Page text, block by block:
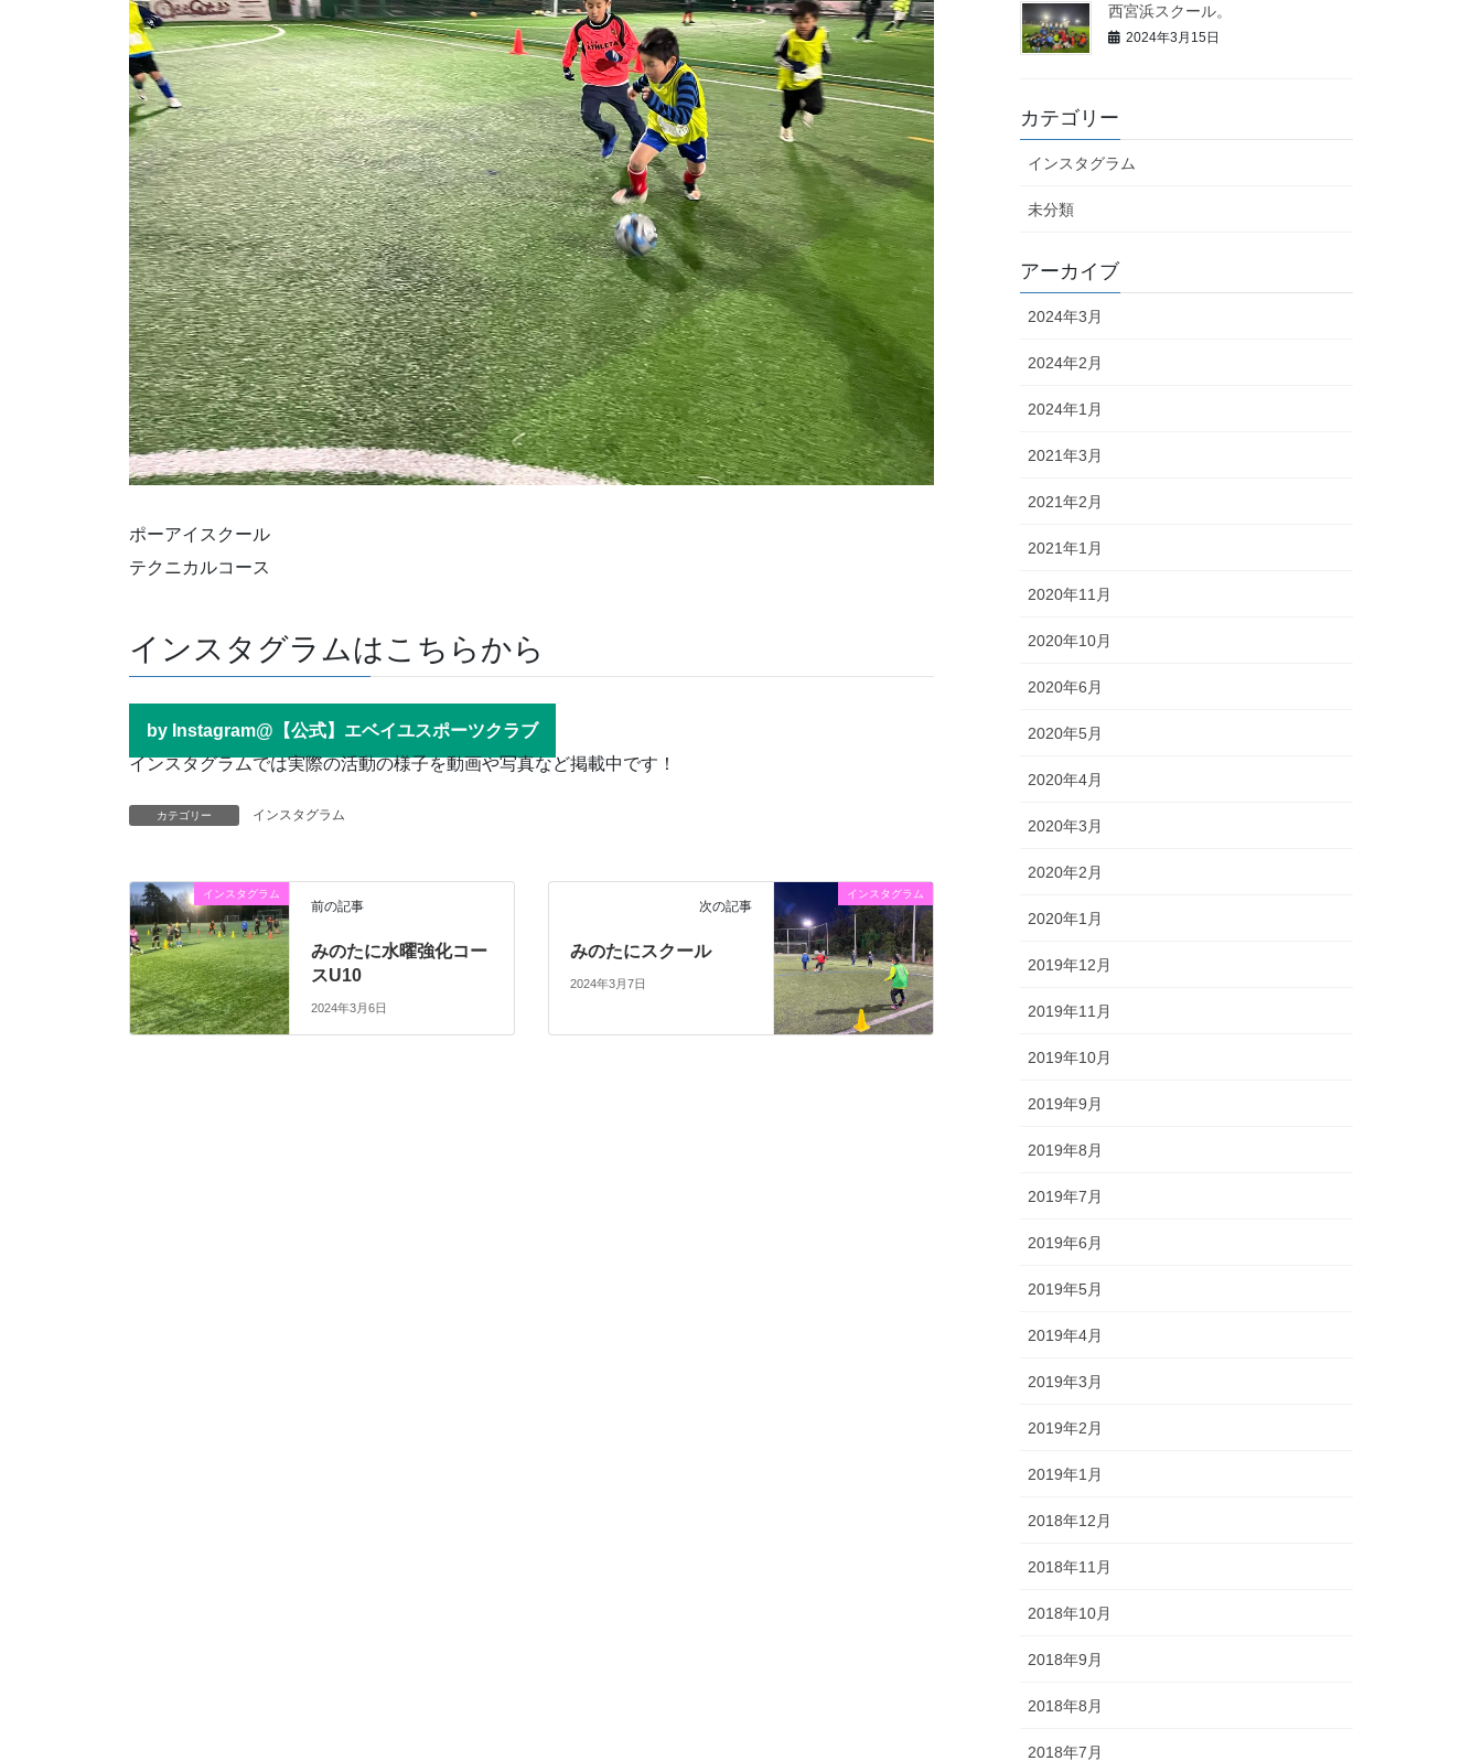
ポーアイスクール
テクニカルコース
インスタグラムはこちらから
by Instagram@【公式】エベイユスポーツクラブ
インスタグラムでは実際の活動の様子を動画や写真など掲載中です！
カテゴリー インスタグラム
インスタグラム
前の記事
みのたに水曜強化コー
スU10
2024年3月6日
インスタグラム
次の記事
みのたにスクール
2024年3月7日
西宮浜スクール。
2024年3月15日
カテゴリー
インスタグラム
未分類
アーカイブ
2024年3月
2024年2月
2024年1月
2021年3月
2021年2月
2021年1月
2020年11月
2020年10月
2020年6月
2020年5月
2020年4月
2020年3月
2020年2月
2020年1月
2019年12月
2019年11月
2019年10月
2019年9月
2019年8月
2019年7月
2019年6月
2019年5月
2019年4月
2019年3月
2019年2月
2019年1月
2018年12月
2018年11月
2018年10月
2018年9月
2018年8月
2018年7月